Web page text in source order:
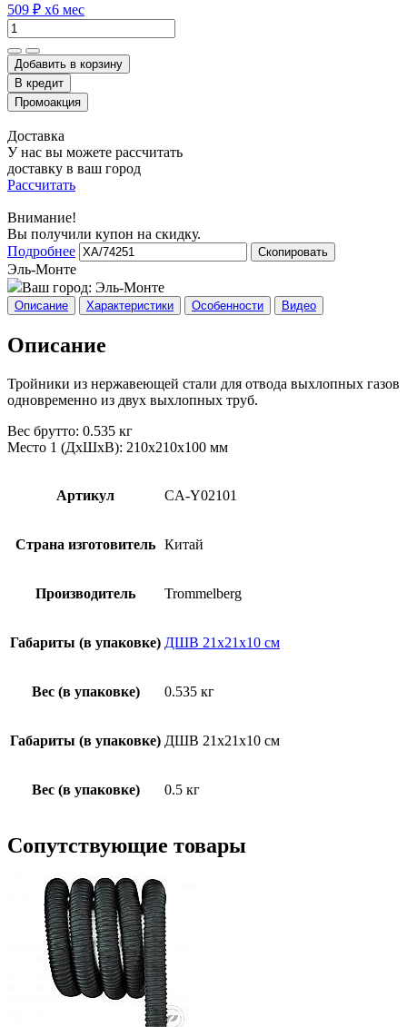
509 ₽ x6 мес
Добавить в корзину
Доставка
У нас вы можете рассчитать
доставку в ваш город
Рассчитать
Внимание!
Вы получили купон на скидку.
Подробнее
Скопировать
Эль-Монте
Ваш город: Эль-Монте
Описание Характеристики Особенности Видео
Описание
Тройники из нержавеющей стали для отвода выхлопных газов
одновременно из двух выхлопных труб.
Вес брутто: 0.535 кг
Место 1 (ДхШхВ): 210х210х100 мм
Артикул CA-Y02101
Страна изготовитель Китай
Производитель Trommelberg
Габариты (в упаковке) ДШВ 21х21х10 см
Вес (в упаковке) 0.535 кг
Габариты (в упаковке) ДШВ 21х21х10 см
Вес (в упаковке) 0.5 кг
Сопутствующие товары